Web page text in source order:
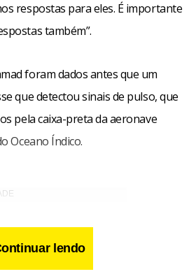
respostas para eles. É importante
também”.
foram dados antes que um
que detectou sinais de pulso, que
pela caixa-preta da aeronave
Oceano Índico.
lendo